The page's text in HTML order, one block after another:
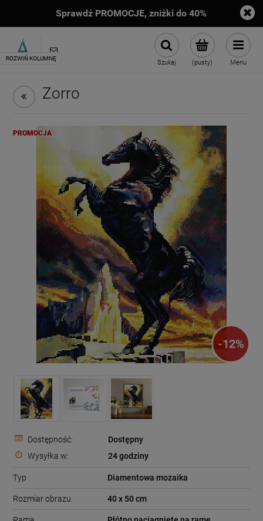
Sprawdź PROMOCJE, zniżki do 40%
(pusty)
Szukaj Menu
Zorro
PROMOCJA
-12%
Dostępność:
Dostępny
Wysyłka w:
24 godziny
Typ Diamentowa mozaika
Rozmiar obrazu 40 x 50 cm